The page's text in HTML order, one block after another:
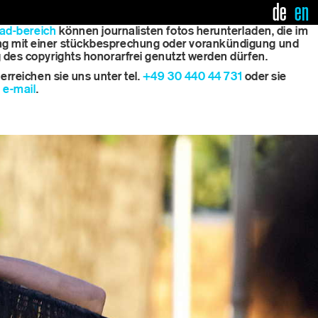
de en
bereich können journalisten fotos herunterladen, die im
mit einer stückbesprechung oder vorankündigung und
copyrights honorarfrei genutzt werden dürfen.
sie uns unter tel. +49 30 440 44 731 oder sie
e-mail.